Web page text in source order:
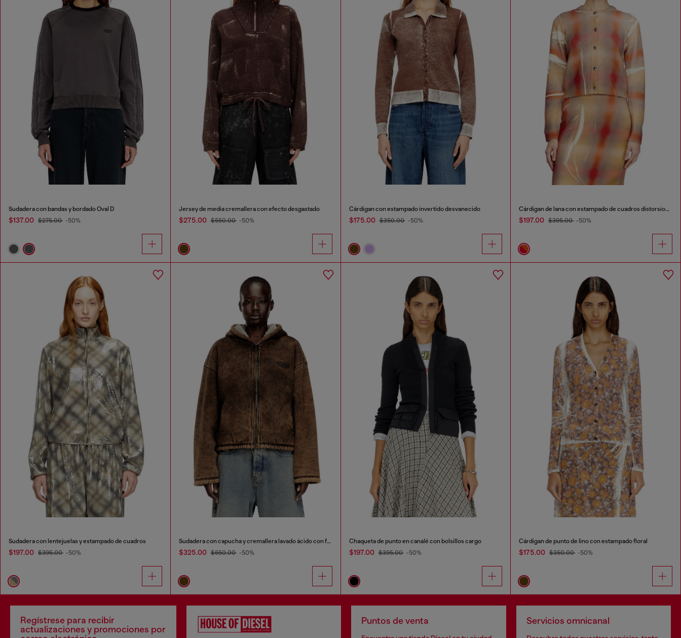
Sudadera con bandas y bordado Oval D
$137.00 $275.00 -50%
Jersey de media cremallera con efecto desgastado
$275.00 $550.00 -50%
Cárdigan con estampado invertido desvanecido
$175.00 $350.00 -50%
Cárdigan de lana con estampado de cuadros distorsionados
$197.00 $395.00 -50%
Sudadera con lentejuelas y estampado de cuadros
$197.00 $395.00 -50%
Sudadera con capucha y cremallera lavado ácido con forro de peluche
$325.00 $650.00 -50%
Chaqueta de punto en canalé con bolsillos cargo
$197.00 $395.00 -50%
Cárdigan de punto de lino con estampado floral
$175.00 $350.00 -50%
Regístrese para recibir
actualizaciones y promociones por
Puntos de venta Servicios omnicanal